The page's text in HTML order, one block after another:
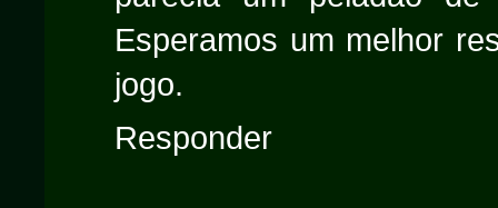
Esperamos um melhor
jogo.
Responder